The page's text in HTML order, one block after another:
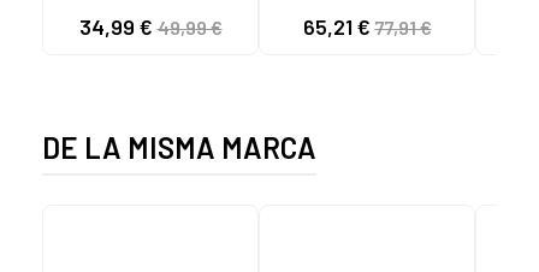
34,99 €49,99 €
BAILARINA PIEL
65,21 €77,91 €
DE LA MISMA MARCA